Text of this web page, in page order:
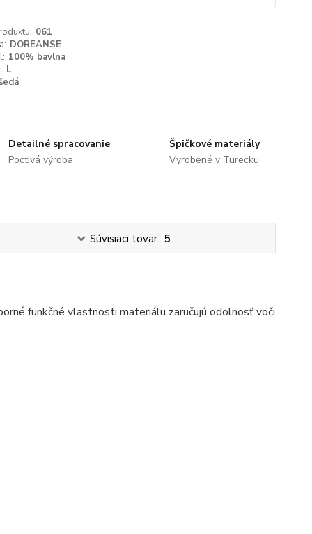
061
DOREANSE
100% bavlna
L
Detailné spracovanie
Poctivá výroba
Špičkové materiály
Vyrobené v Turecku
Súvisiaci tovar 5
funkčné vlastnosti materiálu zaručujú odolnosť voči